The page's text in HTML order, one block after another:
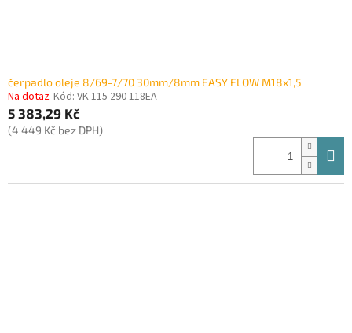
čerpadlo oleje 8/69-7/70 30mm/8mm EASY FLOW M18x1,5
Na dotaz Kód: VK 115 290 118EA
5 383,29 Kč
(4 449 Kč bez DPH)